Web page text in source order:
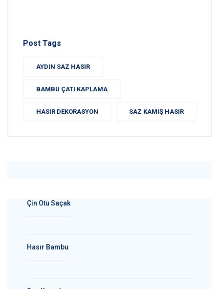
Post Tags
AYDIN SAZ HASIR
BAMBU ÇATI KAPLAMA
HASIR DEKORASYON SAZ KAMIŞ HASIR
Çin Otu Saçak
Hasır Bambu